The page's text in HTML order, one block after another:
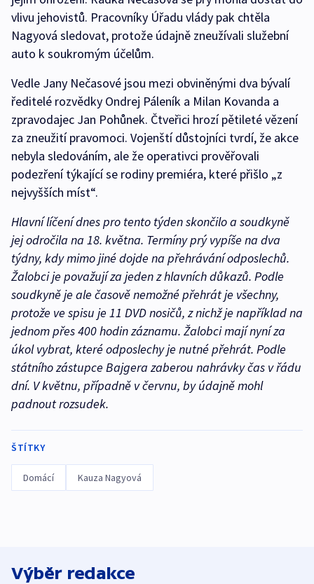
vlivu jehovistů. Pracovníky Úřadu vlády pak chtěla
Nagyová sledovat, protože údajně zneužívali služební
auto k soukromým účelům.
Vedle Jany Nečasové jsou mezi obviněnými dva bývalí
ředitelé rozvědky Ondrej Páleník a Milan Kovanda a
zpravodajec Jan Pohůnek. Čtveřici hrozí pětileté vězení
za zneužití pravomoci. Vojenští důstojníci tvrdí, že akce
nebyla sledováním, ale že operativci prověřovali
podezření týkající se rodiny premiéra, které přišlo „z
nejvyšších míst“.
Hlavní líčení dnes pro tento týden skončilo a soudkyně
jej odročila na 18. května. Termíny prý vypíše na dva
týdny, kdy mimo jiné dojde na přehrávání odposlechů.
Žalobci je považují za jeden z hlavních důkazů. Podle
soudkyně je ale časově nemožné přehrát je všechny,
protože ve spisu je 11 DVD nosičů, z nichž je například na
jednom přes 400 hodin záznamu. Žalobci mají nyní za
úkol vybrat, které odposlechy je nutné přehrát. Podle
státního zástupce Bajgera zaberou nahrávky čas v řádu
dní. V květnu, případně v červnu, by údajně mohl
padnout rozsudek.
ŠTÍTKY
Domácí Kauza Nagyová
Výběr redakce